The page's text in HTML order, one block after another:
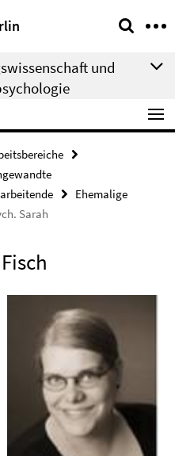
und
Ehemalige
Sarah